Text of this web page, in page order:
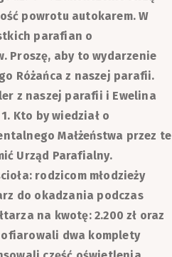
powrotu autokarem. W
parafian o
Proszę, aby to wydarzenie
Różańca z naszej parafii.
z naszej parafii i Ewelina
Kto by wiedział o
Małżeństwa przez te
Urząd Parafialny.
rodzicom młodzieży
do okadzania podczas
na kwotę: 2.200 zł oraz
dwa komplety